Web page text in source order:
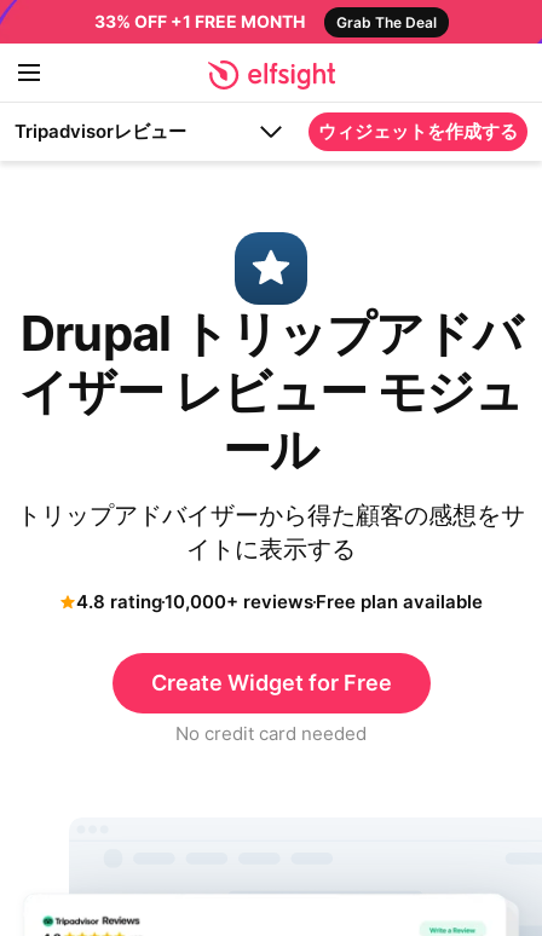
33% OFF +1 FREE MONTH Grab The Deal
Tripadvisorレビュー ウィジェットを作成する
Drupal トリップアドバ
イザー レビュー モジュ
ール
トリップアドバイザーから得た顧客の感想をサ
イトに表示する
4.8 rating10,000+ reviewsFree plan available
Create Widget for Free
No credit card needed